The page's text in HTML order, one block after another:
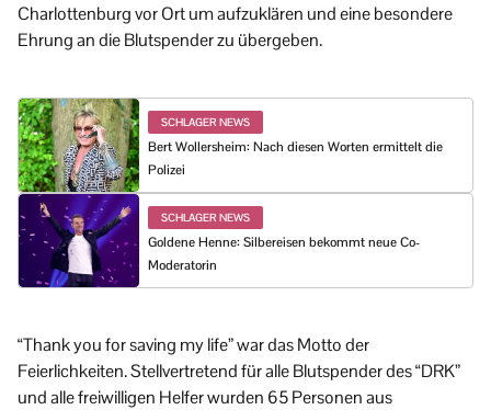
Charlottenburg vor Ort um aufzuklären und eine besondere
Ehrung an die Blutspender zu übergeben.
SCHLAGER NEWS
Bert Wollersheim: Nach diesen Worten ermittelt die
Polizei
SCHLAGER NEWS
Goldene Henne: Silbereisen bekommt neue Co-
Moderatorin
“Thank you for saving my life” war das Motto der
Feierlichkeiten. Stellvertretend für alle Blutspender des “DRK”
und alle freiwilligen Helfer wurden 65 Personen aus